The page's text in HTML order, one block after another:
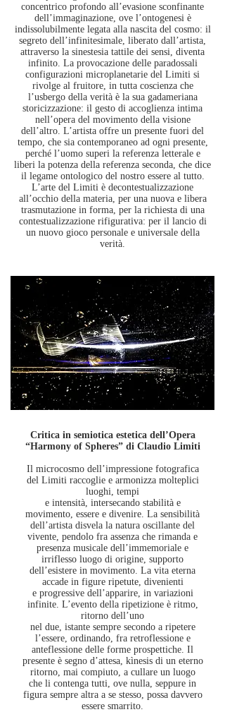
concentrico profondo all’evasione sconfinante
dell’immaginazione, ove l’ontogenesi è
indissolubilmente legata alla nascita del cosmo: il
segreto dell’infinitesimale, liberato dall’artista,
attraverso la sinestesia tattile dei sensi, diventa
infinito. La provocazione delle paradossali
configurazioni microplanetarie del Limiti si
rivolge al fruitore, in tutta coscienza che
l’usbergo della verità è la sua gadameriana
storicizzazione: il gesto di accoglienza intima
nell’opera del movimento della visione
dell’altro. L’artista offre un presente fuori del
tempo, che sia contemporaneo ad ogni presente,
perché l’uomo superi la referenza letterale e
liberi la potenza della referenza seconda, che dice
il legame ontologico del nostro essere al tutto.
L’arte del Limiti è decontestualizzazione
all’occhio della materia, per una nuova e libera
trasmutazione in forma, per la richiesta di una
contestualizzazione rifigurativa: per il lancio di
un nuovo gioco personale e universale della
verità.
Critica in semiotica estetica dell’Opera
“Harmony of Spheres” di Claudio Limiti
Il microcosmo dell’impressione fotografica
del Limiti raccoglie e armonizza molteplici
luoghi, tempi
e intensità, intersecando stabilità e
movimento, essere e divenire. La sensibilità
dell’artista disvela la natura oscillante del
vivente, pendolo fra assenza che rimanda e
presenza musicale dell’immemoriale e
irriflesso luogo di origine, supporto
dell’esistere in movimento. La vita eterna
accade in figure ripetute, divenienti
e progressive dell’apparire, in variazioni
infinite. L’evento della ripetizione è ritmo,
ritorno dell’uno
nel due, istante sempre secondo a ripetere
l’essere, ordinando, fra retroflessione e
anteflessione delle forme prospettiche. Il
presente è segno d’attesa, kìnesis di un eterno
ritorno, mai compiuto, a cullare un luogo
che li contenga tutti, ove nulla, seppure in
figura sempre altra a se stesso, possa davvero
essere smarrito.